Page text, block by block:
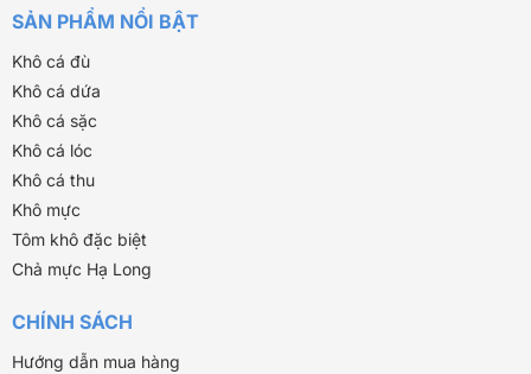
SẢN PHẨM NỔI BẬT
Khô cá đù
Khô cá dứa
Khô cá sặc
Khô cá lóc
Khô cá thu
Khô mực
Tôm khô đặc biệt
Chả mực Hạ Long
CHÍNH SÁCH
Hướng dẫn mua hàng